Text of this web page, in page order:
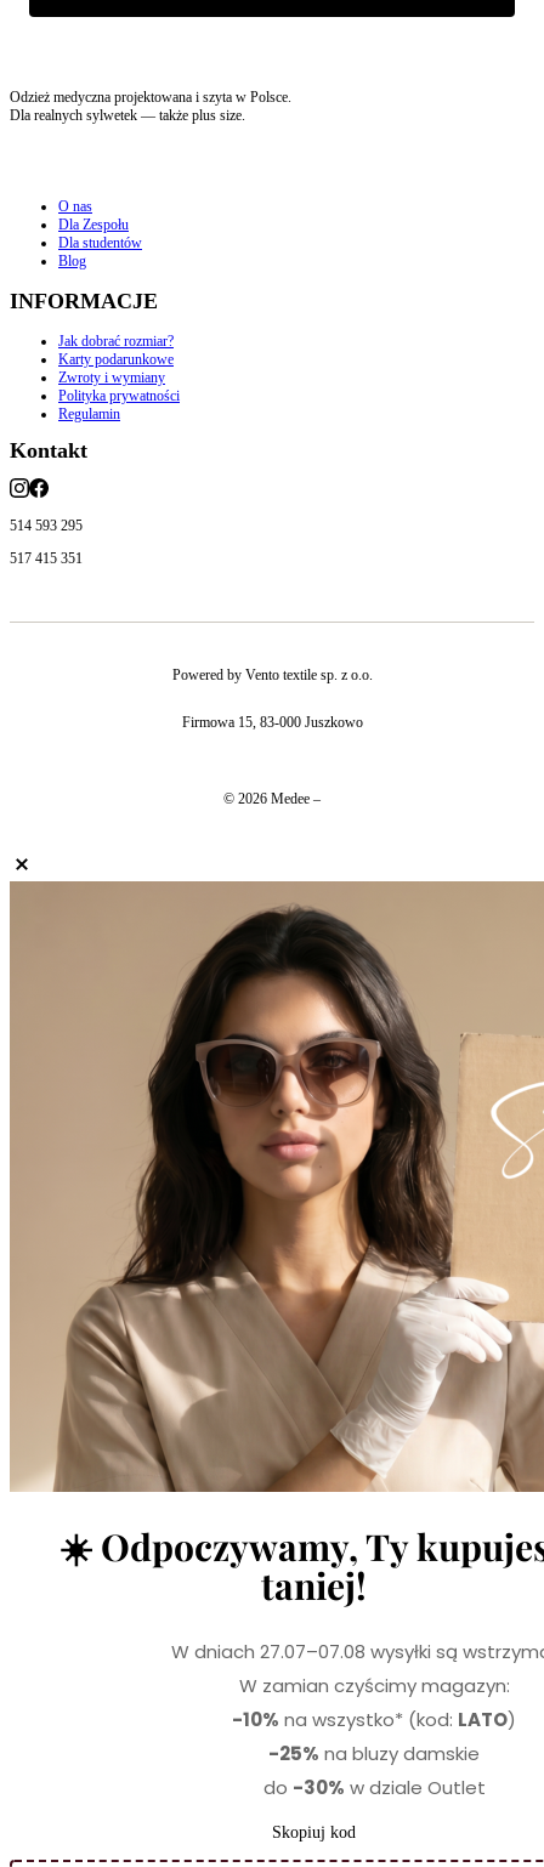
Odzież medyczna projektowana i szyta w Polsce.
Dla realnych sylwetek — także plus size.
O nas
Dla Zespołu
Dla studentów
Blog
INFORMACJE
Jak dobrać rozmiar?
Karty podarunkowe
Zwroty i wymiany
Polityka prywatności
Regulamin
Kontakt
514 593 295
517 415 351
Powered by Vento textile sp. z o.o.
Firmowa 15, 83-000 Juszkowo
© 2026 Medee –
☀️ Odpoczywamy, Ty
taniej!
W dniach 27.07–07.08 wysyłki są
W zamian czyścimy magazyn:
-10% na wszystko* (kod: LATO)
-25% na bluzy damskie
do -30% w dziale Outlet
Skopiuj kod